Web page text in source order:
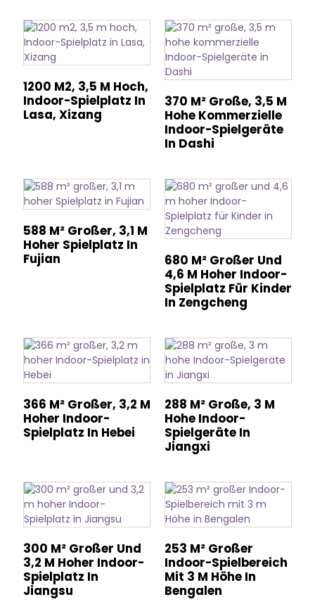
1200 M2, 3,5 M Hoch,
Indoor-Spielplatz In
Lasa, Xizang
370 M² Große, 3,5 M
Hohe Kommerzielle
Indoor-Spielgeräte
In Dashi
588 M² Großer, 3,1 M
Hoher Spielplatz In
Fujian
680 M² Großer Und
4,6 M Hoher Indoor-
Spielplatz Für Kinder
In Zengcheng
366 M² Großer, 3,2 M
Hoher Indoor-
Spielplatz In Hebei
288 M² Große, 3 M
Hohe Indoor-
Spielgeräte In
Jiangxi
300 M² Großer Und
3,2 M Hoher Indoor-
Spielplatz In
Jiangsu
253 M² Großer
Indoor-Spielbereich
Mit 3 M Höhe In
Bengalen